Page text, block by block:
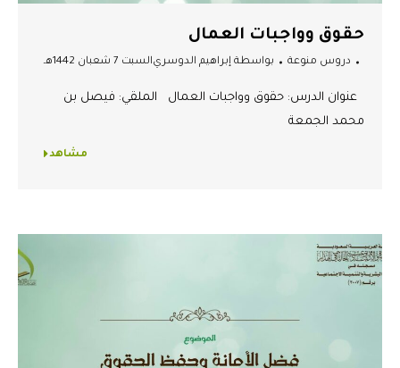
حقوق وواجبات العمال
دروس منوعة بواسطة إبراهيم الدوسريالسبت 7 شعبان 1442هـ
عنوان الدرس: حقوق وواجبات العمال الملقي: فيصل بن
محمد الجمعة
مشاهد